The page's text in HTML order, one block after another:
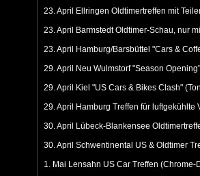
23. April Ellringen Oldtimertreffen mit
23. April Barmstedt Oldtimer-Schau, nur
23. April Hamburg/Barsbüttel "Cars &
29. April Neu Wulmstorf "Season
29. April Kiel "US Cars & Bikes Clash"
29. April Hamburg Treffen für
30. April Lübeck-Blankensee
30. April Schwentinental US & Oldtimer
1. Mai Lensahn US Car Treffen (Chrome-